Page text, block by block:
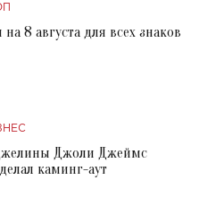
на 8 августа для всех знаков
Джоли Джеймс
каминг-аут